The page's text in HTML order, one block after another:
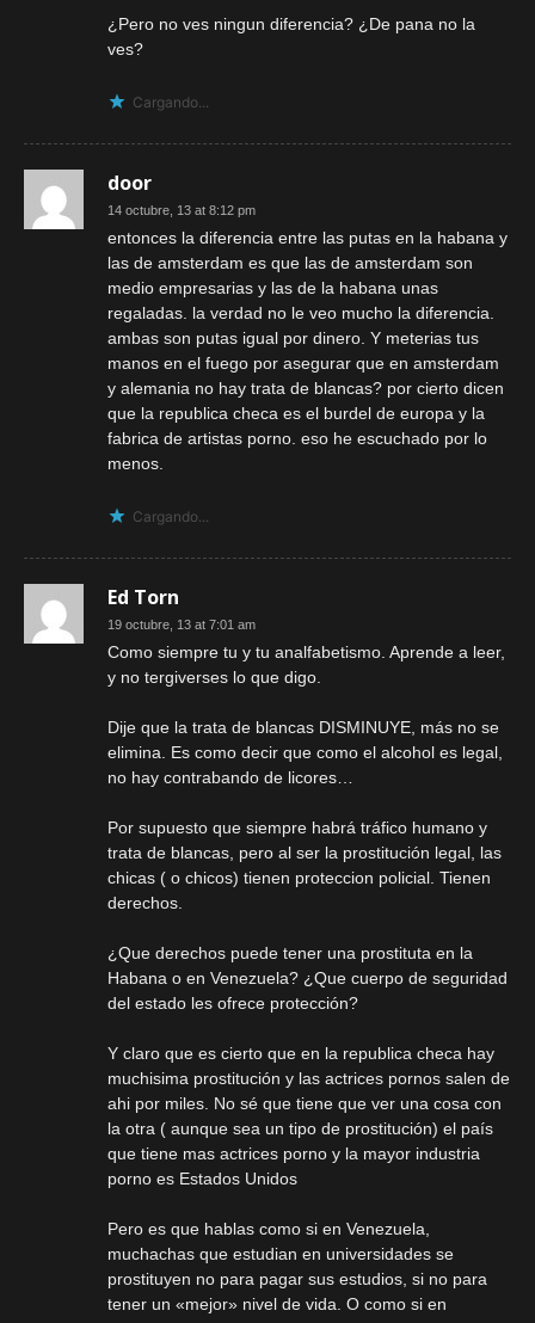
¿Pero no ves ningun diferencia? ¿De pana no la
ves?
Cargando...
door
14 octubre, 13 at 8:12 pm
entonces la diferencia entre las putas en la habana y
las de amsterdam es que las de amsterdam son
medio empresarias y las de la habana unas
regaladas. la verdad no le veo mucho la diferencia.
ambas son putas igual por dinero. Y meterias tus
manos en el fuego por asegurar que en amsterdam
y alemania no hay trata de blancas? por cierto dicen
que la republica checa es el burdel de europa y la
fabrica de artistas porno. eso he escuchado por lo
menos.
Cargando...
Ed Torn
19 octubre, 13 at 7:01 am
Como siempre tu y tu analfabetismo. Aprende a leer,
y no tergiverses lo que digo.
Dije que la trata de blancas DISMINUYE, más no se
elimina. Es como decir que como el alcohol es legal,
no hay contrabando de licores…
Por supuesto que siempre habrá tráfico humano y
trata de blancas, pero al ser la prostitución legal, las
chicas ( o chicos) tienen proteccion policial. Tienen
derechos.
¿Que derechos puede tener una prostituta en la
Habana o en Venezuela? ¿Que cuerpo de seguridad
del estado les ofrece protección?
Y claro que es cierto que en la republica checa hay
muchisima prostitución y las actrices pornos salen de
ahi por miles. No sé que tiene que ver una cosa con
la otra ( aunque sea un tipo de prostitución) el país
que tiene mas actrices porno y la mayor industria
porno es Estados Unidos
Pero es que hablas como si en Venezuela,
muchachas que estudian en universidades se
prostituyen no para pagar sus estudios, si no para
tener un «mejor» nivel de vida. O como si en